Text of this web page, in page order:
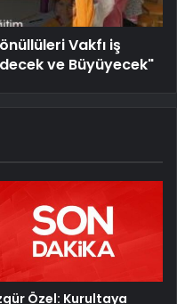
Vakfı iş
ve Büyüyecek"
Özel: Kurultaya